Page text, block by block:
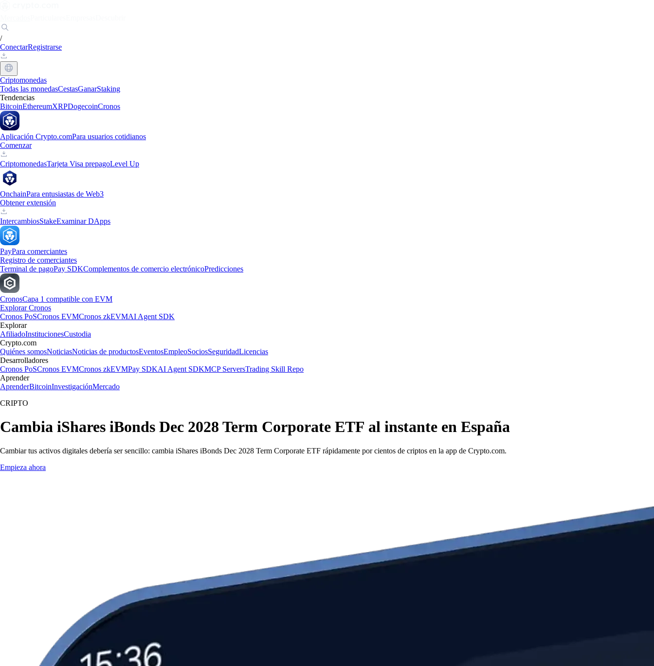
/
ConectarRegistrarse
Criptomonedas
Todas las monedasCestasGanarStaking
Tendencias
BitcoinEthereumXRPDogecoinCronos
Aplicación Crypto.comPara usuarios cotidianos
Comenzar
CriptomonedasTarjeta Visa prepagoLevel Up
OnchainPara entusiastas de Web3
Obtener extensión
IntercambiosStakeExaminar DApps
PayPara comerciantes
Registro de comerciantes
Terminal de pagoPay SDKComplementos de comercio electrónicoPredicciones
CronosCapa 1 compatible con EVM
Explorar Cronos
Cronos PoSCronos EVMCronos zkEVMAI Agent SDK
Explorar
AfiliadoInstitucionesCustodia
Crypto.com
Quiénes somosNoticiasNoticias de productosEventosEmpleoSociosSeguridadLicencias
Desarrolladores
Cronos PoSCronos EVMCronos zkEVMPay SDKAI Agent SDKMCP ServersTrading Skill Repo
Aprender
AprenderBitcoinInvestigaciónMercado
CRIPTO
Cambia iShares iBonds Dec 2028 Term Corporate ETF al instante en España
Cambiar tus activos digitales debería ser sencillo: cambia iShares iBonds Dec 2028 Term Corporate ETF rápidamente por cientos de criptos en la app de Crypto.com.
Empieza ahora